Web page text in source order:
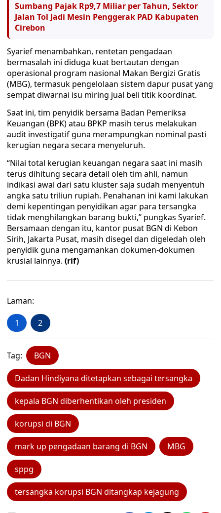
Sumbang Pajak Rp9,7 Miliar per Tahun, Sektor
Jalan Tol Jadi Mesin Penggerak PAD Kabupaten
Cirebon
Syarief menambahkan, rentetan pengadaan
bermasalah ini diduga kuat bertautan dengan
operasional program nasional Makan Bergizi Gratis
(MBG), termasuk pengelolaan sistem dapur pusat yang
sempat diwarnai isu miring jual beli titik koordinat.
Saat ini, tim penyidik bersama Badan Pemeriksa
Keuangan (BPK) atau BPKP masih terus melakukan
audit investigatif guna merampungkan nominal pasti
kerugian negara secara menyeluruh.
“Nilai total kerugian keuangan negara saat ini masih
terus dihitung secara detail oleh tim ahli, namun
indikasi awal dari satu kluster saja sudah menyentuh
angka satu triliun rupiah. Penahanan ini kami lakukan
demi kepentingan penyidikan agar para tersangka
tidak menghilangkan barang bukti,” pungkas Syarief.
Bersamaan dengan itu, kantor pusat BGN di Kebon
Sirih, Jakarta Pusat, masih disegel dan digeledah oleh
penyidik guna mengamankan dokumen-dokumen
krusial lainnya. (rif)
Laman:
1 2
Tag: BGN
Dadan Hindiyana ditetapkan sebagai tersangka
kepala BGN diberhentikan oleh presiden
korupsi di BGN
mark up pengadaan barang di BGN MBG
sppg
tersangka korupsi BGN ditangkap kejagung